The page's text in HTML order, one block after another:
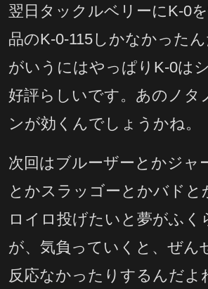
翌日タックルベリーにK-0
品のK-0-115しかなかった
がいうにはやっぱりK-0は
好評らしいです。あのノタ
ンが効くんでしょうかね。
次回はブルーザーとかジャ
とかスラッゴーとかバドと
ロイロ投げたいと夢がふく
が、気負っていくと、ぜん
反応なかったりするんだよ